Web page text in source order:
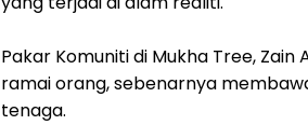
Pakar Komuniti di Mukha Tree,
ramai orang, sebenarnya
tenaga.